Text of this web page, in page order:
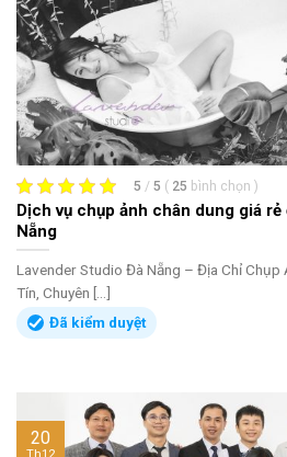
5 / 5 ( 25 bình chọn )
Dịch vụ chụp ảnh chân dung giá
Nẵng
Lavender Studio Đà Nẵng – Địa Chỉ Chụp
Tín, Chuyên [...]
Đã kiểm duyệt
20
Th12